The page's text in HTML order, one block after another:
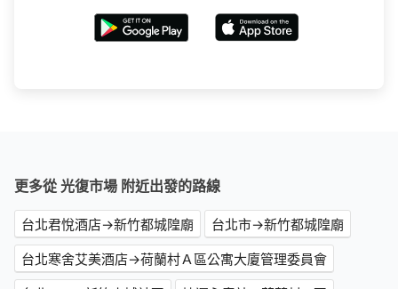
更多從 光復市場 附近出發的路線
台北君悅酒店→新竹都城隍廟
台北市→新竹都城隍廟
台北寒舍艾美酒店→荷蘭村Ａ區公寓大廈管理委員會